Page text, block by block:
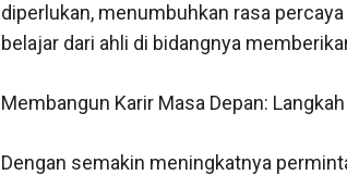
diperlukan, menumbuhkan rasa
belajar dari ahli di bidangnya
Membangun Karir Masa Depan:
Dengan semakin meningkatnya